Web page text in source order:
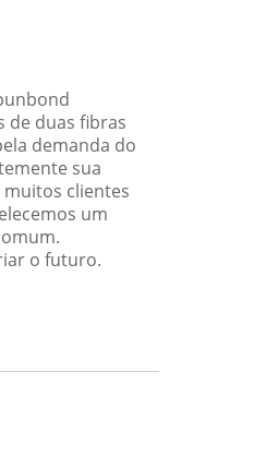
de duas fibras
demanda do
sua
clientes
um
o futuro.